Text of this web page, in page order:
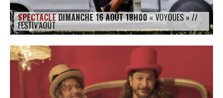
SPECTACLEDIMANCHE 16 AOÛT 18H00« VOYOUES » //
FESTIV’AOÛT